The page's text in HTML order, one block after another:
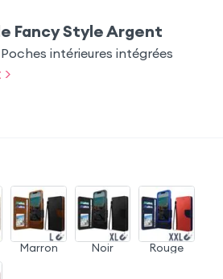
Fancy Style Argent
intérieures intégrées
Marron Noir Rouge